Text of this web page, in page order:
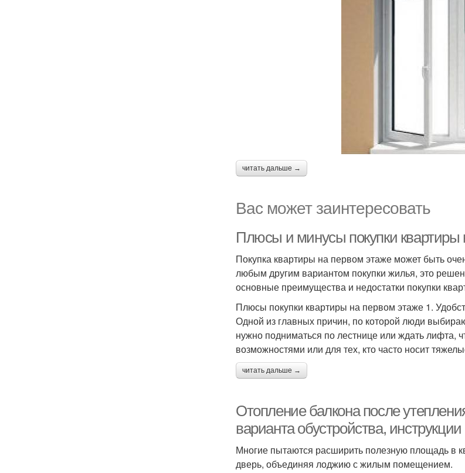
читать дальше →
Вас может заинтересовать
Плюсы и минусы покупки квартиры
Покупка квартиры на первом этаже может быть
любым другим вариантом покупки жилья, это
основные преимущества и недостатки покупки
Плюсы покупки квартиры на первом этаже 1.
Одной из главных причин, по которой люди
нужно подниматься по лестнице или ждать лифта,
возможностями или для тех, кто часто носит
читать дальше →
Отопление балкона после
варианта обустройства,
Многие пытаются расширить полезную площадь в
дверь, объединяя лоджию с жилым помещением.